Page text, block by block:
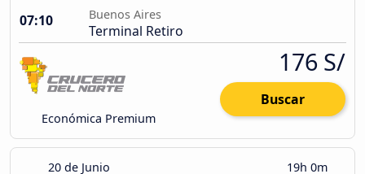
07:10
Buenos Aires
Terminal Retiro
Económica Premium
176 S/
Buscar
20 de Junio 19h 0m